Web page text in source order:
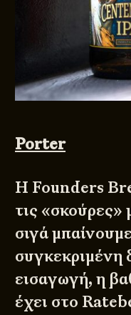
Porter
Η Founders
τις «σκούρες»
σιγά
συγκεκριμένη
εισαγωγή, η
έχει στο